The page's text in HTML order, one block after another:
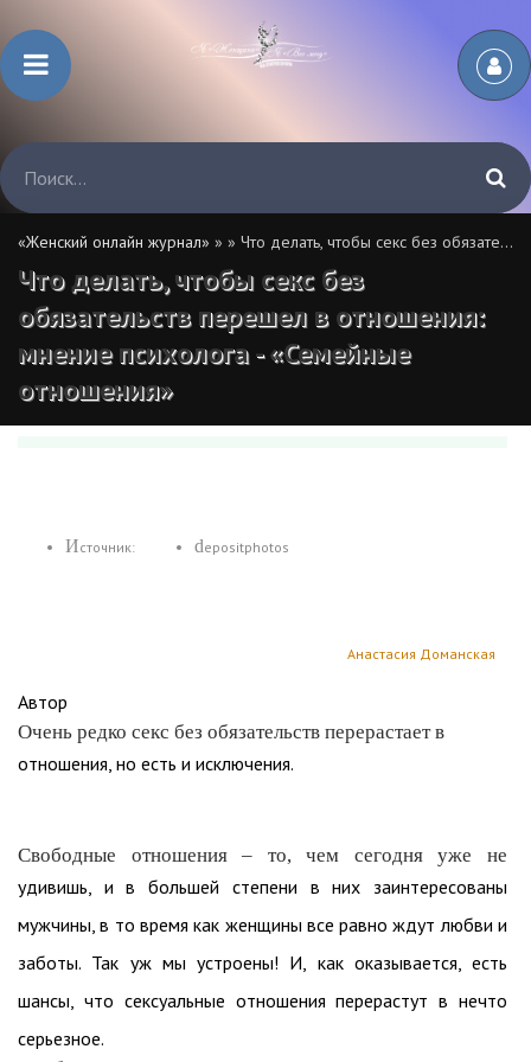
«Женский онлайн журнал» » » Что делать, чтобы секс без обязательств перешел в отношения: мнение психолога - «Семейные отношения»
Что делать, чтобы секс без
обязательств перешел в отношения:
мнение психолога - «Семейные
отношения»
Источник: depositphotos